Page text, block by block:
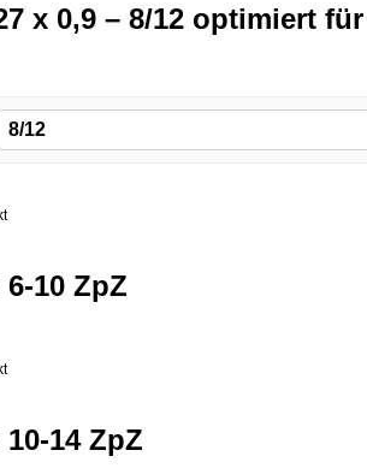
x 0,9 – 8/12 optimiert
8/12
10 ZpZ
14 ZpZ